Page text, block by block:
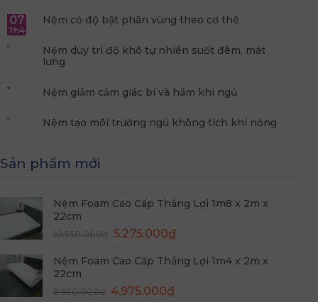
07
Th4
Nệm có độ bật phân vùng theo cơ thể
Nệm duy trì độ khô tự nhiên suốt đêm, mát
lưng
Nệm giảm cảm giác bí và hầm khi ngủ
Nệm tạo môi trường ngủ không tích khí nóng
Sản phẩm mới
Nệm Foam Cao Cấp Thắng Lợi 1m8 x 2m x
22cm
10.550.000₫ Giá
là:
5.275.000₫Giá
tại
Nệm Foam Cao Cấp Thắng Lợi 1m4 x 2m x
22cm
9.950.000₫ Giá
4.975.000₫Giá